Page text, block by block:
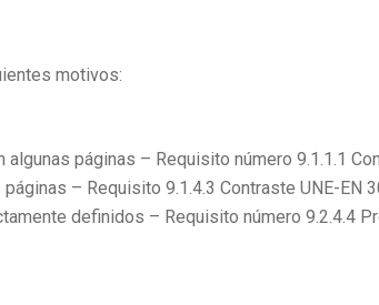
motivos:
páginas – Requisito número 9.1.1.1
– Requisito 9.1.4.3 Contraste UNE-EN
definidos – Requisito número 9.2.4.4